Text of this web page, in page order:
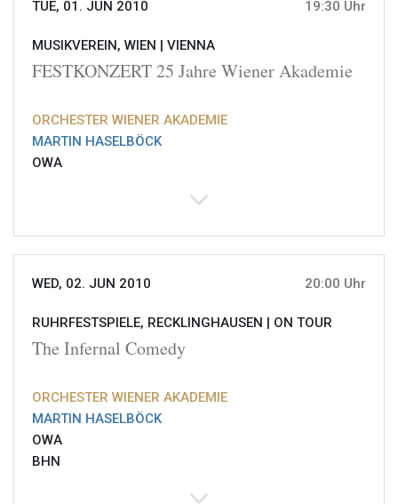
TUE, 01. JUN 2010 19:30 Uhr
MUSIKVEREIN, WIEN | VIENNA
FESTKONZERT 25 Jahre Wiener Akademie
ORCHESTER WIENER AKADEMIE
MARTIN HASELBÖCK
OWA
WED, 02. JUN 2010 20:00 Uhr
RUHRFESTSPIELE, RECKLINGHAUSEN | ON TOUR
The Infernal Comedy
ORCHESTER WIENER AKADEMIE
MARTIN HASELBÖCK
OWA
BHN